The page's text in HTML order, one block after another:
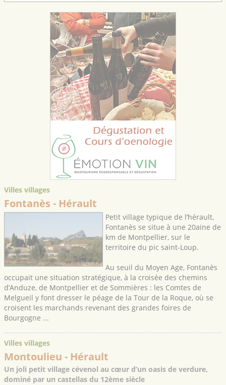
Villes villages
Fontanès - Hérault
Petit village typique de l’hérault,
Fontanès se situe à une 20aine de
km de Montpellier, sur le
territoire du pic saint-Loup.
Au seuil du Moyen Age, Fontanès
occupait une situation stratégique, à la croisée des chemins
d’Anduze, de Montpellier et de Sommières : les Comtes de
Melgueil y font dresser le péage de la Tour de la Roque, où se
croisent les marchands revenant des grandes foires de
Bourgogne ...
Villes villages
Montoulieu - Hérault
Un joli petit village cévenol au cœur d’un oasis de verdure,
dominé par un castellas du 12ème siècle